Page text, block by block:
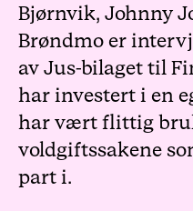
Bjørnvik, Johnny
Brøndmo er
av Jus-bilaget til
har investert i en
har vært flittig
voldgiftssakene
part i.